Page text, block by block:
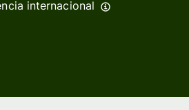
internacional